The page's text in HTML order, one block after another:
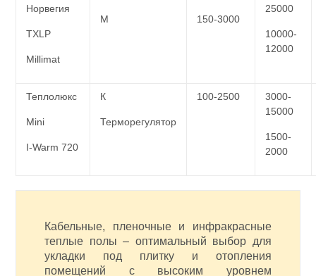
Норвегия
TXLP
Millimat
М 150-3000
25000
10000-
12000
Теплолюкс
Mini
I-Warm 720
К
Терморегулятор
100-2500
3000-
15000
1500-
2000
Кабельные, пленочные и инфракрасные
теплые полы – оптимальный выбор для
укладки под плитку и отопления
помещений с высоким уровнем